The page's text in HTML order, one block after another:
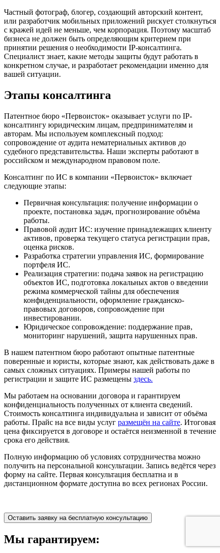
Частный фотограф, блогер, создающий авторский контент,
или разработчик мобильных приложений рискует столкнуться
с кражей идей не меньше, чем корпорация. Поэтому масштаб
бизнеса не должен быть определяющим критерием при
принятии решения о необходимости IP-консалтинга.
Специалист знает, какие методы защиты будут работать в
конкретном случае, и разработает рекомендации именно для
вашей ситуации.
Этапы консалтинга
Патентное бюро «Первоисток» оказывает услуги по IP-
консалтингу юридическим лицам, предпринимателям и
авторам. Мы используем комплексный подход:
сопровождение от аудита нематериальных активов до
судебного представительства. Наши эксперты работают в
российском и международном правовом поле.
Консалтинг по ИС в компании «Первоисток» включает
следующие этапы:
Первичная консультация: получение информации о
проекте, постановка задач, прогнозирование объёма
работы.
Правовой аудит ИС: изучение принадлежащих клиенту
активов, проверка текущего статуса регистрации прав,
оценка рисков.
Разработка стратегии управления ИС, формирование
портфеля ИС.
Реализация стратегии: подача заявок на регистрацию
объектов ИС, подготовка локальных актов о введении
режима коммерческой тайны для обеспечения
конфиденциальности, оформление гражданско-
правовых договоров, сопровождение при
инвестировании.
Юридическое сопровождение: поддержание прав,
мониторинг нарушений, защита нарушенных прав.
В нашем патентном бюро работают опытные патентные
поверенные и юристы, которые знают, как действовать даже в
самых сложных ситуациях. Примеры нашей работы по
регистрации и защите ИС размещены здесь.
Мы работаем на основании договора и гарантируем
конфиденциальность полученных от клиента сведений.
Стоимость консалтинга индивидуальна и зависит от объёма
работы. Прайс на все виды услуг размещён на сайте. Итоговая
цена фиксируется в договоре и остаётся неизменной в течение
срока его действия.
Полную информацию об условиях сотрудничества можно
получить на персональной консультации. Запись ведётся через
форму на сайте. Первая консультация бесплатна и в
дистанционном формате доступна во всех регионах России.
Оставить заявку на бесплатную консультацию
Мы гарантируем: